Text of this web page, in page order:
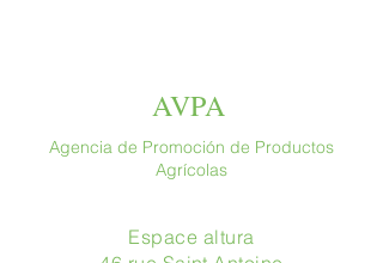
AVPA
Agencia de Promoción de Productos
Agrícolas
Espace altura